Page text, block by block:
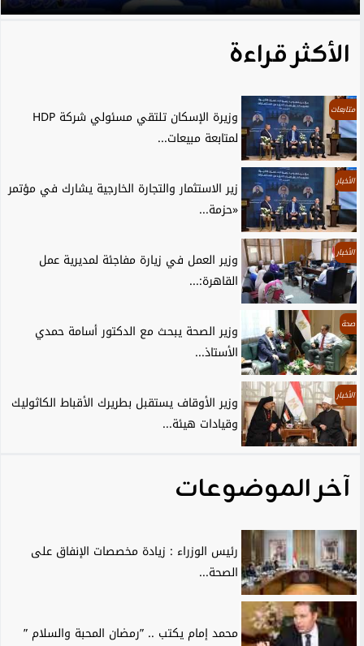
الأكثر قراءة
متابعات
وزيرة الإسكان تلتقي مسئولي شركة HDP
لمتابعة مبيعات...
الأخبار
زير الاستثمار والتجارة الخارجية يشارك في مؤتمر
«حزمة...
الأخبار
وزير العمل في زيارة مفاجئة لمديرية عمل
القاهرة:...
صحة
وزير الصحة يبحث مع الدكتور أسامة حمدي
الأستاذ...
الأخبار
وزير الأوقاف يستقبل بطريرك الأقباط الكاثوليك
وقيادات هيئة...
آخر الموضوعات
رئيس الوزراء : زيادة مخصصات الإنفاق على
الصحة...
محمد إمام يكتب .. ”رمضان المحبة والسلام ”